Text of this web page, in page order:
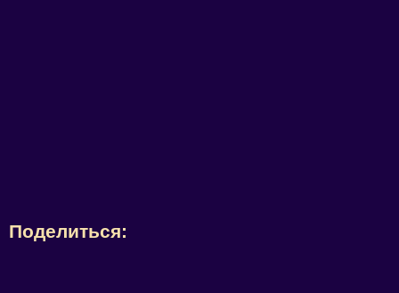
Поделиться: